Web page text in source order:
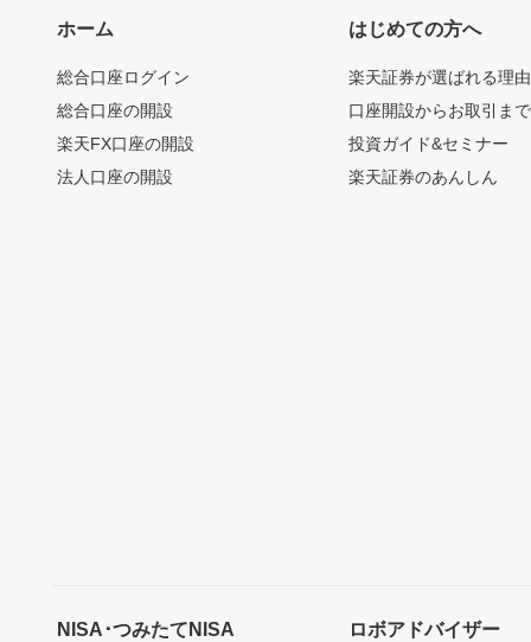
ホーム
総合口座ログイン
総合口座の開設
楽天FX口座の開設
法人口座の開設
はじめての方へ
楽天証券が選ばれる理由
口座開設からお取引ま
投資ガイド&セミナー
楽天証券のあんしん
NISA･つみたてNISA ロボアドバイザー